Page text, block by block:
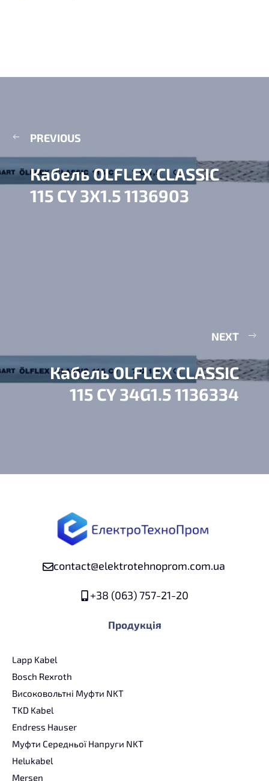
PREVIOUS
Кабель OLFLEX CLASSIC
115 CY 3X1.5 1136903
NEXT
Кабель OLFLEX CLASSIC
115 CY 34G1.5 1136334
contact@elektrotehnoprom.com.ua
+38 (063) 757-21-20
Продукція
Lapp Kabel
Bosch Rexroth
Високовольтні Муфти NKT
TKD Kabel
Endress Hauser
Муфти Середньої Напруги NKT
Helukabel
Mersen